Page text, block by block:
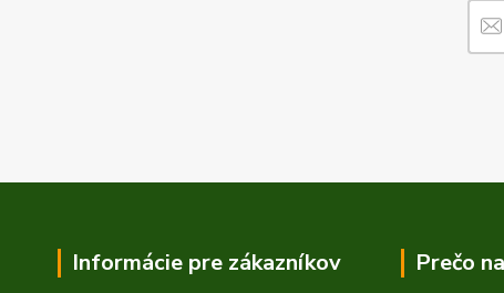
Informácie pre zákazníkov Prečo